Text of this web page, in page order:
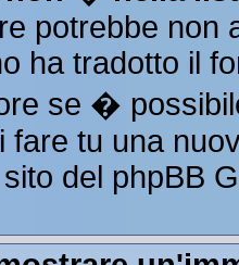
potrebbe non
ha tradotto il
se �
fare tu una
del phpBB